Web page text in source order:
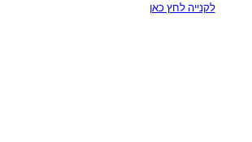
לקנייה לחץ כאן